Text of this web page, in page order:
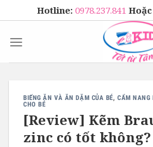
to
content
Hotline: 0978.237.841
BIẾNG ĂN VÀ ĂN DẶM CỦA BÉ,CẨM NANG
CHO BÉ
[Review] Kẽm
zinc có tốt không?